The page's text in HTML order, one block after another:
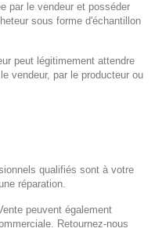
par le vendeur et posséder
sous forme d'échantillon
peut légitimement attendre
vendeur, par le producteur ou
qualifiés sont à votre
réparation.
peuvent également
Retournez-nous